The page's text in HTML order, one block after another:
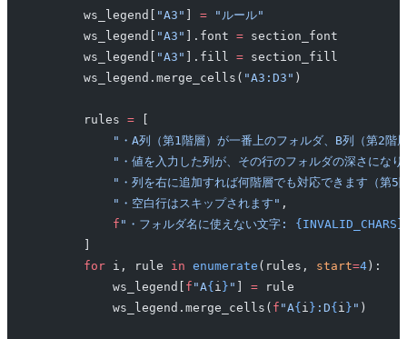
        ws_legend[
"A3" = "ルール"
        ws_legend[
"A3" ].font = section_font
        ws_legend[
"A3" ].fill = section_fill
        ws_legend.merge_cells(
"A3:D3" )
        rules
=
"・A列（第1階層）が一番上のフォルダ、B列（第2階
"・値を入力した列が、その行のフォルダの深さになり
"・列を右に追加すれば何階層でも対応できます（第5
            "・空白行はスキップされます"
,
            f
"・フォルダ名に使えない文字: {INVALID_CHARS}
        for
i, rule in enumerate (rules, start=4 ):
            ws_legend[
f "A{ i } " = rule
            ws_legend.merge_cells(
f "A{ i } :D{ i } " )